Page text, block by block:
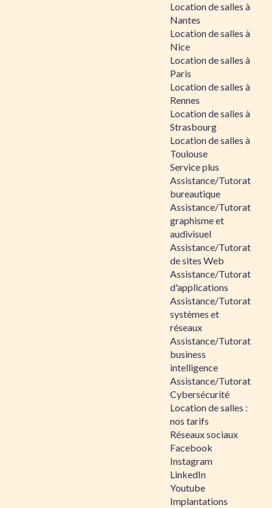
Location de salles à
Nantes
Location de salles à
Nice
Location de salles à
Paris
Location de salles à
Rennes
Location de salles à
Strasbourg
Location de salles à
Toulouse
Service plus
Assistance/Tutorat
bureautique
Assistance/Tutorat
graphisme et
audivisuel
Assistance/Tutorat
de sites Web
Assistance/Tutorat
d'applications
Assistance/Tutorat
systèmes et
réseaux
Assistance/Tutorat
business
intelligence
Assistance/Tutorat
Cybersécurité
Location de salles :
nos tarifs
Réseaux sociaux
Facebook
Instagram
LinkedIn
Youtube
Implantations